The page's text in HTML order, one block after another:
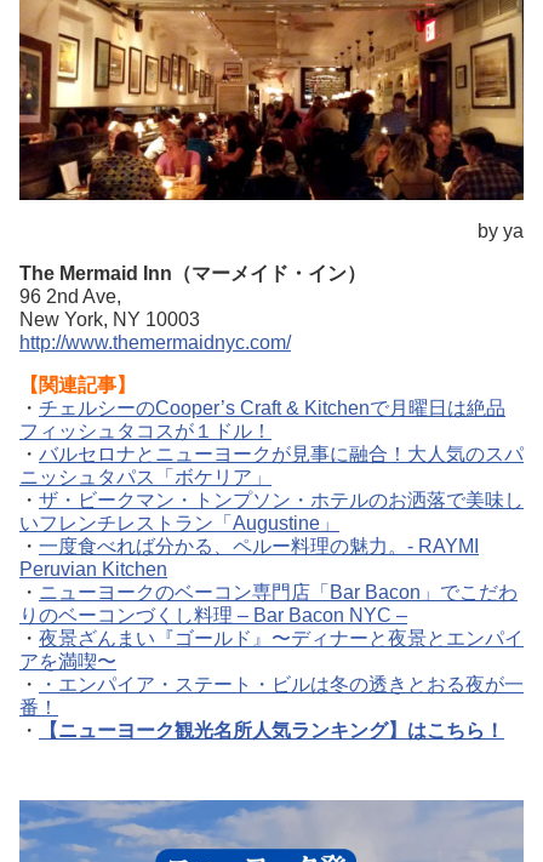
by ya
The Mermaid Inn（マーメイド・イン）
96 2nd Ave,
New York, NY 10003
http://www.themermaidnyc.com/
【関連記事】
・ チェルシーのCooper’s Craft & Kitchenで月曜日は絶品
フィッシュタコスが１ドル！
・ バルセロナとニューヨークが見事に融合！大人気のスパ
ニッシュタパス「ボケリア」
・ ザ・ビークマン・トンプソン・ホテルのお洒落で美味し
いフレンチレストラン「Augustine」
・ 一度食べれば分かる、ペルー料理の魅力。- RAYMI
Peruvian Kitchen
・ ニューヨークのベーコン専門店「Bar Bacon」でこだわ
りのベーコンづくし料理 – Bar Bacon NYC –
・ 夜景ざんまい『ゴールド』〜ディナーと夜景とエンパイ
アを満喫〜
・
・エンパイア・ステート・ビルは冬の透きとおる夜が一
番！
・
【ニューヨーク観光名所人気ランキング】はこちら！